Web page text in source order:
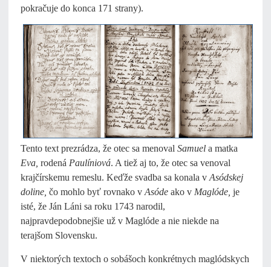
pokračuje do konca 171 strany).
Tento text prezrádza, že otec sa menoval Samuel a matka
Eva, rodená Paulíniová. A tiež aj to, že otec sa venoval
krajčírskemu remeslu. Keďže svadba sa konala vAsódskej
doline, čo mohlo byť rovnako vAsóde ako v Maglóde, je
isté, že Ján Láni sa roku 1743 narodil,
najpravdepodobnejšie už v Maglóde a nie niekde na
terajšom Slovensku.
V niektorých textoch o sobášoch konkrétnych maglódskych